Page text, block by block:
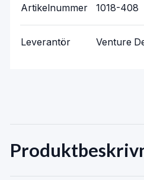
Artikelnummer 1018-408
Leverantör Venture